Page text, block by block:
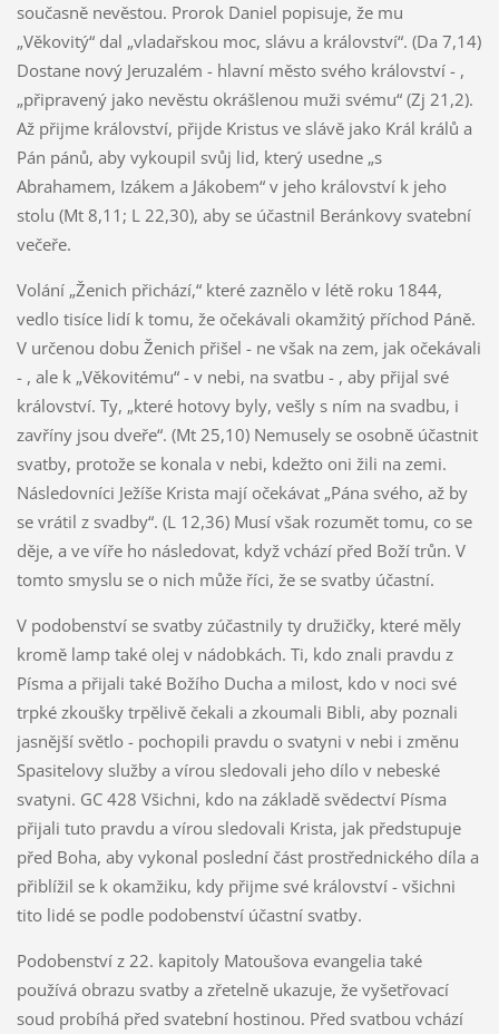
současně nevěstou. Prorok Daniel popisuje, že mu
„Věkovitý“ dal „vladařskou moc, slávu a království“. (Da 7,14)
Dostane nový Jeruzalém - hlavní město svého království - ,
„připravený jako nevěstu okrášlenou muži svému“ (Zj 21,2).
Až přijme království, přijde Kristus ve slávě jako Král králů a
Pán pánů, aby vykoupil svůj lid, který usedne „s
Abrahamem, Izákem a Jákobem“ v jeho království k jeho
stolu (Mt 8,11; L 22,30), aby se účastnil Beránkovy svatební
večeře.
Volání „Ženich přichází,“ které zaznělo v létě roku 1844,
vedlo tisíce lidí k tomu, že očekávali okamžitý příchod Páně.
V určenou dobu Ženich přišel - ne však na zem, jak očekávali
- , ale k „Věkovitému“ - v nebi, na svatbu - , aby přijal své
království. Ty, „které hotovy byly, vešly s ním na svadbu, i
zavříny jsou dveře“. (Mt 25,10) Nemusely se osobně účastnit
svatby, protože se konala v nebi, kdežto oni žili na zemi.
Následovníci Ježíše Krista mají očekávat „Pána svého, až by
se vrátil z svadby“. (L 12,36) Musí však rozumět tomu, co se
děje, a ve víře ho následovat, když vchází před Boží trůn. V
tomto smyslu se o nich může říci, že se svatby účastní.
V podobenství se svatby zúčastnily ty družičky, které měly
kromě lamp také olej v nádobkách. Ti, kdo znali pravdu z
Písma a přijali také Božího Ducha a milost, kdo v noci své
trpké zkoušky trpělivě čekali a zkoumali Bibli, aby poznali
jasnější světlo - pochopili pravdu o svatyni v nebi i změnu
Spasitelovy služby a vírou sledovali jeho dílo v nebeské
svatyni. GC 428 Všichni, kdo na základě svědectví Písma
přijali tuto pravdu a vírou sledovali Krista, jak předstupuje
před Boha, aby vykonal poslední část prostřednického díla a
přiblížil se k okamžiku, kdy přijme své království - všichni
tito lidé se podle podobenství účastní svatby.
Podobenství z 22. kapitoly Matoušova evangelia také
používá obrazu svatby a zřetelně ukazuje, že vyšetřovací
soud probíhá před svatební hostinou. Před svatbou vchází